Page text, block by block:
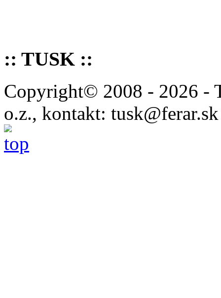
:: TUSK ::
Copyright© 2008 - 2026 -
o.z., kontakt: